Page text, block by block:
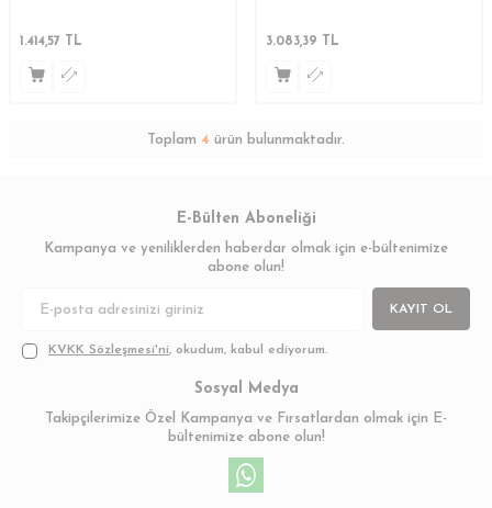
1.414,57 TL 3.083,39 TL
Toplam 4 ürün bulunmaktadır.
E-Bülten Aboneliği
Kampanya ve yeniliklerden haberdar olmak için e-bültenimize
abone olun!
KAYIT OL
KVKK Sözleşmesi'ni, okudum, kabul ediyorum.
Sosyal Medya
Takipçilerimize Özel Kampanya ve Fırsatlardan olmak için E-
bültenimize abone olun!